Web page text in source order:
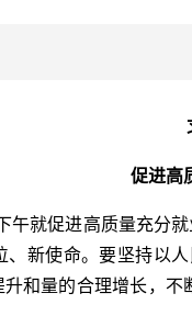
促进高
午就促进高质量充分
、新使命。要坚持以
和量的合理增长，